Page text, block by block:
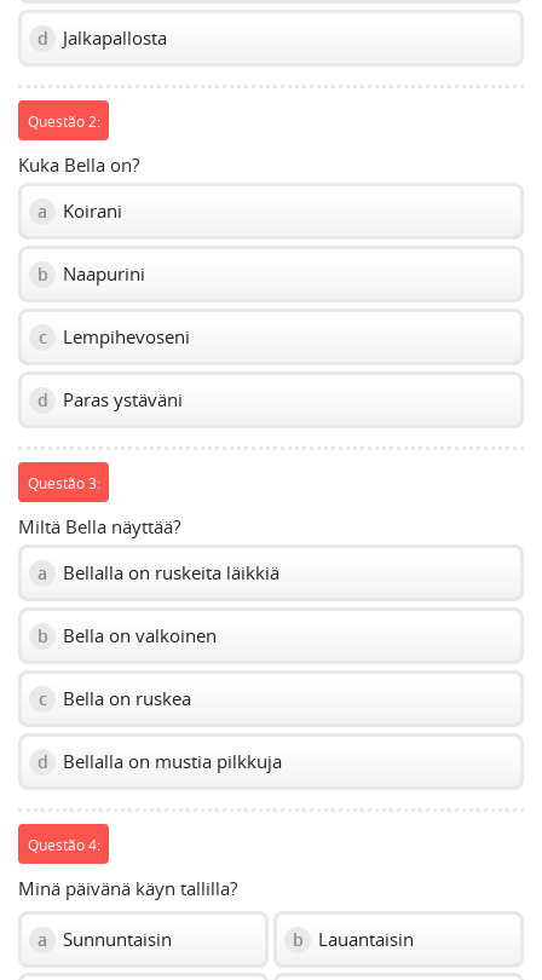
d Jalkapallosta
Questão 2:
Kuka Bella on?
a Koirani
b Naapurini
c Lempihevoseni
d Paras ystäväni
Questão 3:
Miltä Bella näyttää?
a Bellalla on ruskeita läikkiä
b Bella on valkoinen
c Bella on ruskea
d Bellalla on mustia pilkkuja
Questão 4:
Minä päivänä käyn tallilla?
a Sunnuntaisin b Lauantaisin